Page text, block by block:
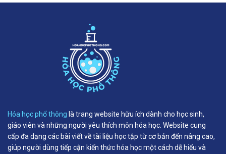
Hóa học phổ thông là trang website hữu ích dành cho học sinh,
giáo viên và những người yêu thích môn hóa học. Website cung
cấp đa dạng các bài viết về tài liệu học tập từ cơ bản đến nâng cao,
giúp người dùng tiếp cận kiến thức hóa học một cách dễ hiểu và